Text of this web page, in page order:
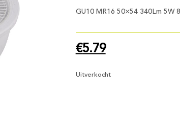
GU10 MR16 50×54 340Lm 5W
€5.79
Uitverkocht